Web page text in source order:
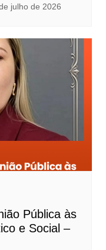
julho de 2026
Pública às
e Social –